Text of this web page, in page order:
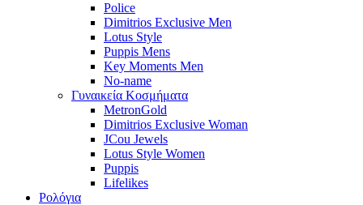
Police
Dimitrios Exclusive Men
Lotus Style
Puppis Mens
Key Moments Men
No-name
Γυναικεία Κοσμήματα
MetronGold
Dimitrios Exclusive Woman
JCou Jewels
Lotus Style Women
Puppis
Lifelikes
Ρολόγια